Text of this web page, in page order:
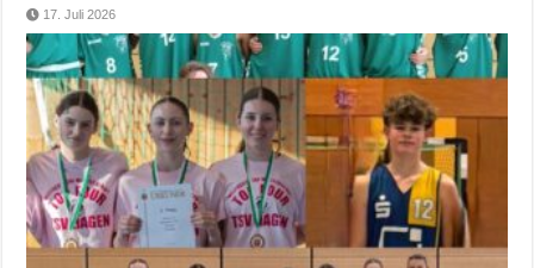
17. Juli 2026